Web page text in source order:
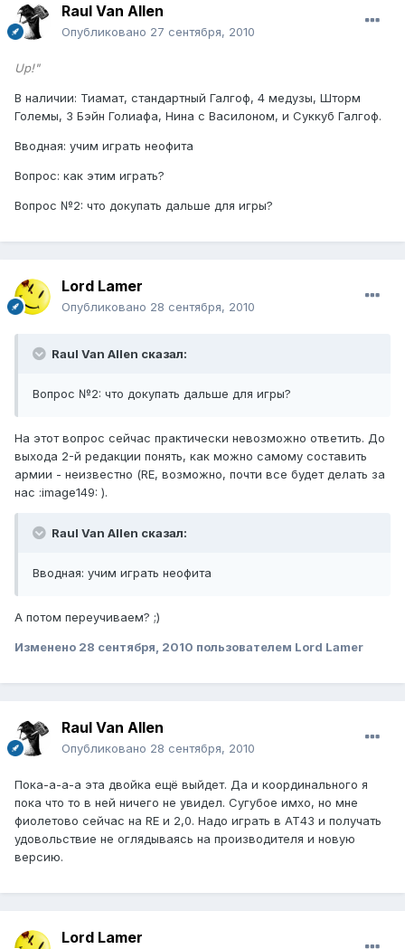
Raul Van Allen
Опубликовано 27 сентября, 2010
Up!"
В наличии: Тиамат, стандартный Галгоф, 4 медузы, Шторм
Големы, 3 Бэйн Голиафа, Нина с Василоном, и Суккуб Галгоф.
Вводная: учим играть неофита
Вопрос: как этим играть?
Вопрос №2: что докупать дальше для игры?
Lord Lamer
Опубликовано 28 сентября, 2010
Raul Van Allen сказал:
Вопрос №2: что докупать дальше для игры?
На этот вопрос сейчас практически невозможно ответить. До
выхода 2-й редакции понять, как можно самому составить
армии - неизвестно (RE, возможно, почти все будет делать за
нас :image149: ).
Raul Van Allen сказал:
Вводная: учим играть неофита
А потом переучиваем? ;)
Изменено 28 сентября, 2010 пользователем Lord Lamer
Raul Van Allen
Опубликовано 28 сентября, 2010
Пока-а-а-а эта двойка ещё выйдет. Да и координального я
пока что то в ней ничего не увидел. Сугубое имхо, но мне
фиолетово сейчас на RE и 2,0. Надо играть в АТ43 и получать
удовольствие не оглядываясь на производителя и новую
версию.
Lord Lamer